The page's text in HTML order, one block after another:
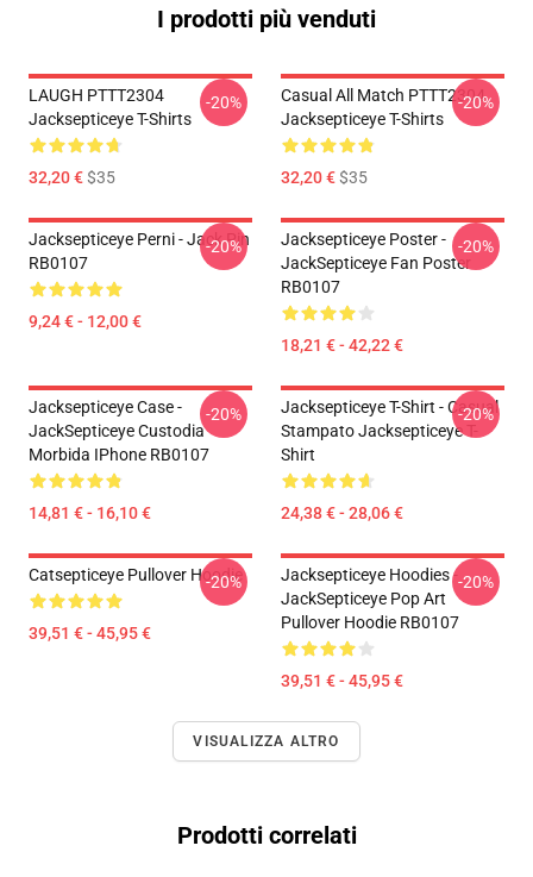
I prodotti più venduti
LAUGH PTTT2304
Jacksepticeye T-Shirts
32,20 €$35
-20%
Casual All Match PTTT2304
Jacksepticeye T-Shirts
32,20 €$35
-20%
Jacksepticeye Perni - Jack Pin
RB0107
9,24 € - 12,00 €
-20%
Jacksepticeye Poster -
JackSepticeye Fan Poster
RB0107
18,21 € - 42,22 €
-20%
Jacksepticeye Case -
JackSepticeye Custodia
Morbida IPhone RB0107
14,81 € - 16,10 €
-20%
Jacksepticeye T-Shirt - Casual
Stampato Jacksepticeye T-
Shirt
24,38 € - 28,06 €
-20%
Catsepticeye Pullover Hoodie
39,51 € - 45,95 €
-20%
Jacksepticeye Hoodies -
JackSepticeye Pop Art
Pullover Hoodie RB0107
39,51 € - 45,95 €
-20%
VISUALIZZA ALTRO
Prodotti correlati